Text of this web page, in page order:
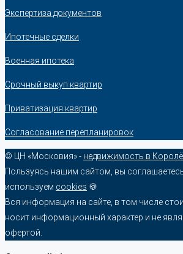
Экспертиза документов
Ипотечные сделки
Военная ипотека
Срочный выкуп квартир
Приватизация квартир
Согласование перепланировок
© ЦН «Московия» - недвижимость в
Пользуясь нашим сайтом, вы
используем cookies 🍪
Вся информация на сайте, в том числе
носит информационный характер и не
офертой.